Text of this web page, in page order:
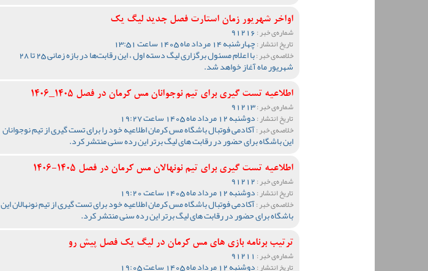
اواخر شهریور زمان استارت فصل جدید لیگ یک
شماره‌ی خبر :
تاریخ انتشار :چهارشنبه 14 مرداد ماه 1405 ساعت 13:51
خلاصه‌ی خبر : با اعلام مسئول برگزاری لیگ دسته اول ، این رقابت‌ها در بازه زمانی 25 تا 28
شهریور ماه آغاز خواهد شد.
اطلاعیه تست گیری برای تیم نوجوانان مس کرمان در فصل 1405_1406
شماره‌ی خبر :91213
تاریخ انتشار :دوشنبه 12 مرداد ماه 1405 ساعت 19:27
خلاصه‌ی خبر :آکادمی فوتبال باشگاه مس کرمان اطلاعیه خود را برای تست گیری از تیم نوجوانان
این باشگاه برای حضور در رقابت های لیگ برتر این رده سنی منتشر کرد.
اطلاعیه تست گیری برای تیم نونهالان مس کرمان در فصل 1405-1406
شماره‌ی خبر :
تاریخ انتشار :دوشنبه 12 مرداد ماه 1405 ساعت 19:20
خلاصه‌ی خبر :آکادمی فوتبال باشگاه مس کرمان اطلاعیه خود برای تست گیری از تیم نونهالان این
باشگاه برای حضور در رقابت های لیگ برتر این رده سنی منتشر کرد.
ترتیب برنامه بازی های مس کرمان در لیگ یک فصل پیش رو
شماره‌ی خبر :
تاریخ انتشار :دوشنبه 12 مرداد ماه 1405 ساعت 19:05